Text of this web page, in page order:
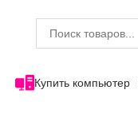
Купить компьютер